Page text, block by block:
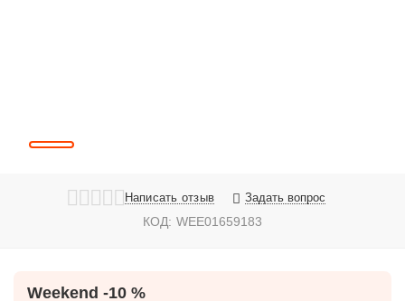
Написать отзыв Задать вопрос
КОД: WEE01659183
Weekend -10 %